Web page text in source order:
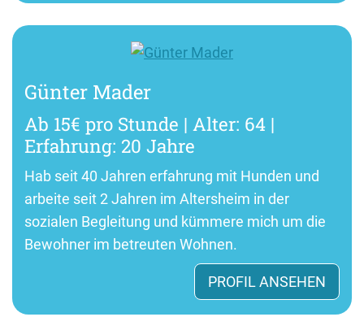
Günter Mader
Ab 15€ pro Stunde | Alter: 64 |
Erfahrung: 20 Jahre
Hab seit 40 Jahren erfahrung mit Hunden und
arbeite seit 2 Jahren im Altersheim in der
sozialen Begleitung und kümmere mich um die
Bewohner im betreuten Wohnen.
PROFIL ANSEHEN